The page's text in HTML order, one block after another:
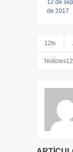
12 de
de 2017
12tv
Notícies12